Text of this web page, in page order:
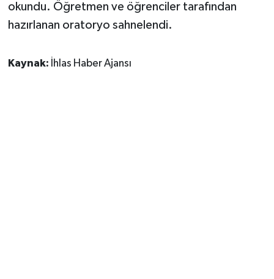
okundu. Öğretmen ve öğrenciler tarafından
hazırlanan oratoryo sahnelendi.
Kaynak: İhlas Haber Ajansı